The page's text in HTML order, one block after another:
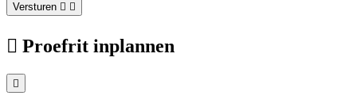
Versturen
Proefrit inplannen